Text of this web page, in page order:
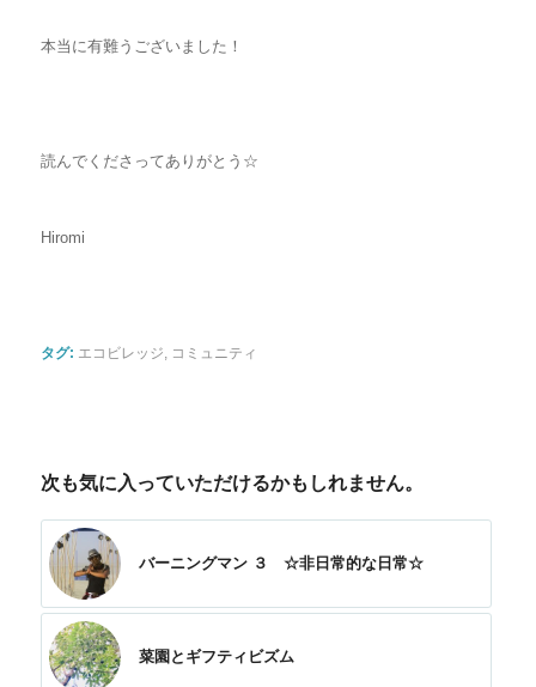
本当に有難うございました！
読んでくださってありがとう☆
Hiromi
タグ: エコビレッジ コミュニティ
次も気に入っていただけるかもしれません。
バーニングマン ３ ☆非日常的な日常☆
菜園とギフティビズム